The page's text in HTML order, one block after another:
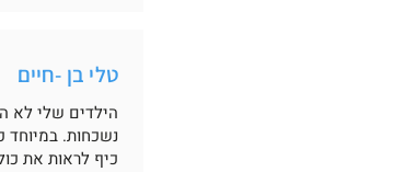
טלי בן -חיים
הילדים שלי לא
נשכחות.
כיף לראות את